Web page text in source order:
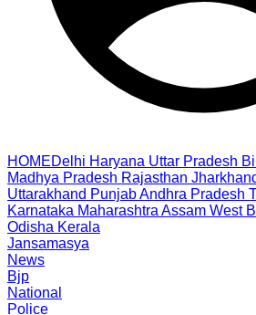
HOMEDelhi Haryana Uttar Pradesh
Madhya Pradesh Rajasthan
Uttarakhand PunjabAndhra Pradesh
Karnataka Maharashtra Assam West
Odisha Kerala
Jansamasya
News
Bjp
National
Police